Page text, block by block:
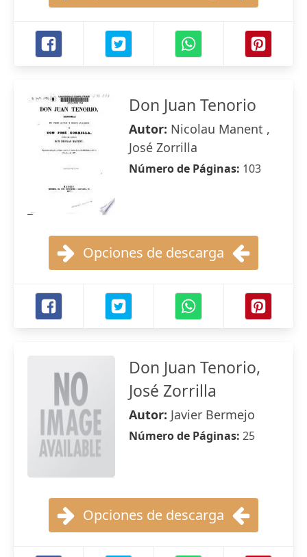
Don Juan Tenorio
Autor: Nicolau Manent ,
José Zorrilla
Número de Páginas: 103
Opciones de descarga
Don Juan Tenorio,
José Zorrilla
Autor: Javier Bermejo
Número de Páginas: 25
Opciones de descarga